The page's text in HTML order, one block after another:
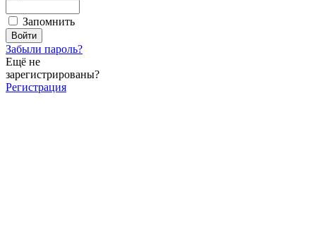
Запомнить
Забыли пароль?
Ещё не
зарегистрированы?
Регистрация